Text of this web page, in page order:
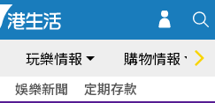
玩樂情報 購物情報
娛樂新聞 定期存款